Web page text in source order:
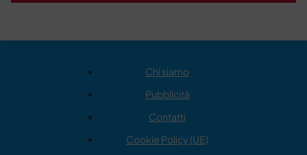
Chi siamo
Pubblicità
Contatti
Cookie Policy (UE)